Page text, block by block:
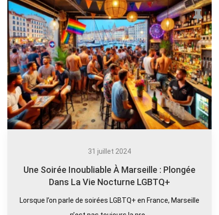
31 juillet 2024
Une Soirée Inoubliable À Marseille : Plongée
Dans La Vie Nocturne LGBTQ+
Lorsque l’on parle de soirées LGBTQ+ en France, Marseille